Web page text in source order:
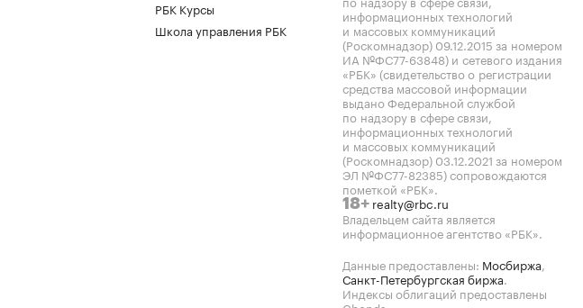
РБК Курсы
Школа управления РБК
информационных технологий
и массовых коммуникаций
(Роскомнадзор) 09.12.2015 за номером
ИА №ФС77-63848) и сетевого издания
«РБК» (свидетельство о регистрации
средства массовой информации
выдано Федеральной службой
по надзору в сфере связи,
информационных технологий
и массовых коммуникаций
(Роскомнадзор) 03.12.2021 за номером
ЭЛ №ФС77-82385) сопровождаются
пометкой «РБК».
18+ realty@rbc.ru
Владельцем сайта является
информационное агентство «РБК».
Данные предоставлены: Мосбиржа,
Санкт-Петербургская биржа.
Индексы облигаций предоставлены